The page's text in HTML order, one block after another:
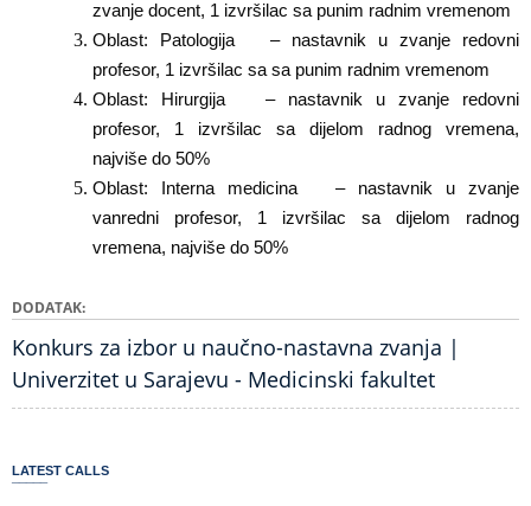
zvanje docent, 1 izvršilac sa punim radnim vremenom
Oblast:
Patologija– nastavnik u zvanje redovni
profesor, 1 izvršilac sa sa punim radnim vremenom
Oblast:
Hirurgija– nastavnik u zvanje redovni
profesor, 1 izvršilac sa dijelom radnog vremena,
najviše do 50%
Oblast:
Interna medicina– nastavnik u zvanje
vanredni profesor, 1 izvršilac sa dijelom radnog
vremena, najviše do 50%
DODATAK
Konkurs za izbor u naučno-nastavna zvanja |
Univerzitet u Sarajevu - Medicinski fakultet
LATEST CALLS